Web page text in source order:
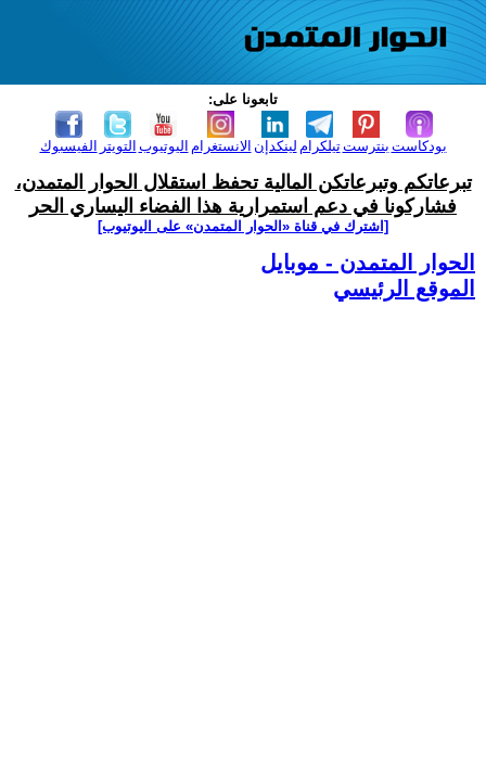
تابعونا على:
الفيسبوك التويتر اليوتيوب الانستغرام لينكدإن تيلكرامبنترست بودكاست
تبرعاتكم وتبرعاتكن المالية تحفظ استقلال الحوار المتمدن،
فشاركونا في دعم استمرارية هذا الفضاء اليساري الحر
[اشترك في قناة ‫«الحوار المتمدن» على اليوتيوب]
الحوار المتمدن - موبايل
الموقع الرئيسي